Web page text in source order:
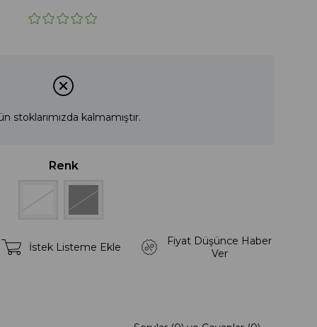
stoklarımızda kalmamıştır.
Renk
İstek Listeme Ekle
Fiyat Düşünce Haber
Ver